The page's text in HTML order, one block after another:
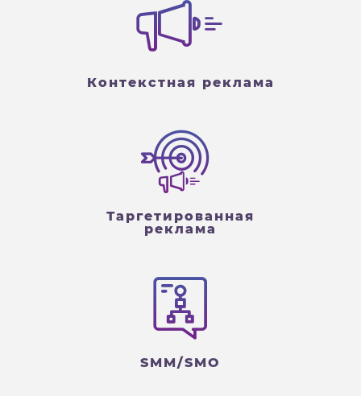
Контекстная реклама
Таргетированная
реклама
SMM/SMO